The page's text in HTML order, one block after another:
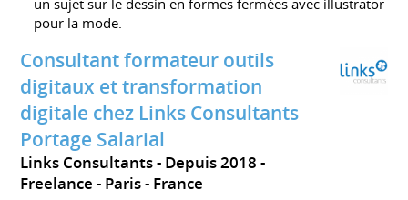
pour la mode.
Consultant formateur outils
digitaux et transformation
digitale chez Links Consultants
Portage Salarial
Links Consultants
Depuis 2018
Freelance
Paris France